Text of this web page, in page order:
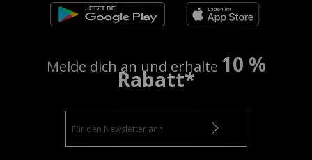
Melde dich an und erhalte 10 %
Rabatt*